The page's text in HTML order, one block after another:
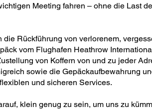
Meeting fahren – ohne die Last
die Rückführung von verlorenem,
vom Flughafen Heathrow
von Koffern von und zu jeder
sowie die Gepäckaufbewahrung
und sicheren Services.
klein genug zu sein, um uns zu